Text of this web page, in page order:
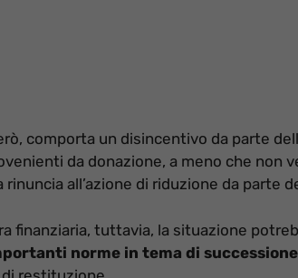
comporta un disincentivo da parte
da donazione, a meno che non
all’azione di riduzione da parte
finanziaria, tuttavia, la situazione
norme in tema di successione